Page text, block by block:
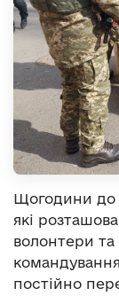
Щогодини до
які
волонтери та
постійно